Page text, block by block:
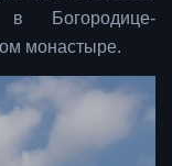
Богородице-
монастыре.